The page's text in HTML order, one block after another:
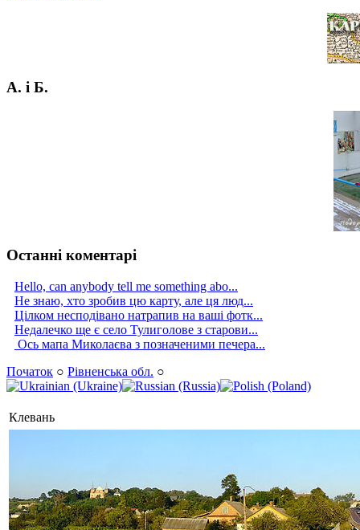
А. і Б.
Останні коментарі
Hello, can anybody tell me something abo...
Не знаю, хто зробив цю карту, але ця люд...
Цілком несподівано натрапив на ваші фотк...
Недалечко ще є село Тулиголове з старови...
Ось мапа Миколаєва з позначеними печера...
Початок ○ Рівненська обл. ○
Клевань